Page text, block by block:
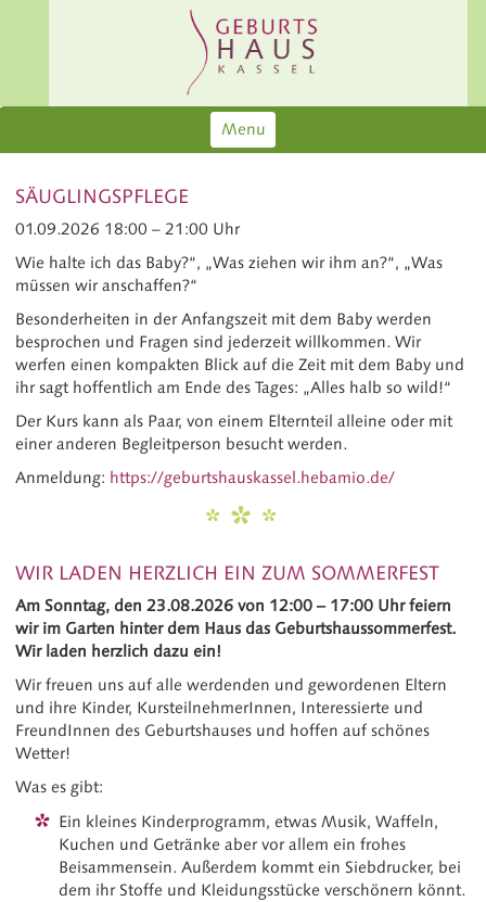
Menu
SÄUGLINGSPFLEGE
01.09.2026 18:00 – 21:00 Uhr
Wie halte ich das Baby?“, „Was ziehen wir ihm an?“, „Was
müssen wir anschaffen?“
Besonderheiten in der Anfangszeit mit dem Baby werden
besprochen und Fragen sind jederzeit willkommen. Wir
werfen einen kompakten Blick auf die Zeit mit dem Baby und
ihr sagt hoffentlich am Ende des Tages: „Alles halb so wild!“
Der Kurs kann als Paar, von einem Elternteil alleine oder mit
einer anderen Begleitperson besucht werden.
Anmeldung: https://geburtshauskassel.hebamio.de/
WIR LADEN HERZLICH EIN ZUM SOMMERFEST
Am Sonntag, den 23.08.2026 von 12:00 – 17:00 Uhr feiern
wir im Garten hinter dem Haus das Geburtshaussommerfest.
Wir laden herzlich dazu ein!
Wir freuen uns auf alle werdenden und gewordenen Eltern
und ihre Kinder, KursteilnehmerInnen, Interessierte und
FreundInnen des Geburtshauses und hoffen auf schönes
Wetter!
Was es gibt:
Ein kleines Kinderprogramm, etwas Musik, Waffeln,
Kuchen und Getränke aber vor allem ein frohes
Beisammensein. Außerdem kommt ein Siebdrucker, bei
dem ihr Stoffe und Kleidungsstücke verschönern könnt.